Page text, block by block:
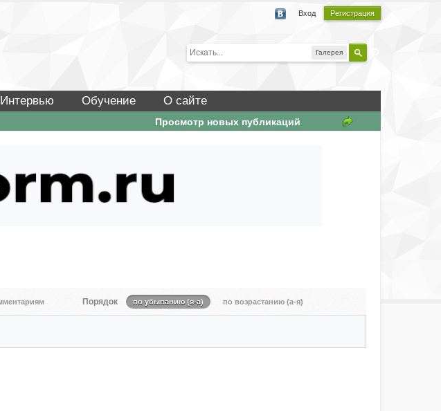
Вход Регистрация
Галерея
Интервью Обучение О сайте
Просмотр новых публикаций
Порядок по убыванию (я-а) по возрастанию (а-я)